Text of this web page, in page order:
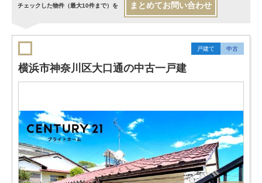
チェックした物件（最大10件まで）を まとめてお問い合わせ
戸建て 中古
横浜市神奈川区大口通の中古一戸建